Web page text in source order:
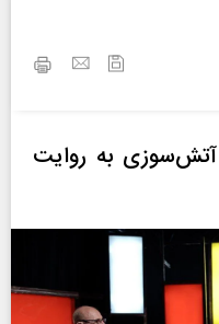
به روایت